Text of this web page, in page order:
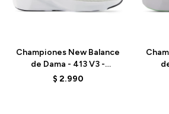
Championes New Balance
de Dama - 413 V3 -
W4137RK - GREY
$ 2.990